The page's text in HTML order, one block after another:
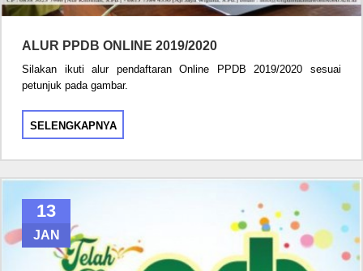
ALUR PPDB ONLINE 2019/2020
Silakan ikuti alur pendaftaran Online PPDB 2019/2020 sesuai
petunjuk pada gambar.
SELENGKAPNYA
13
JAN